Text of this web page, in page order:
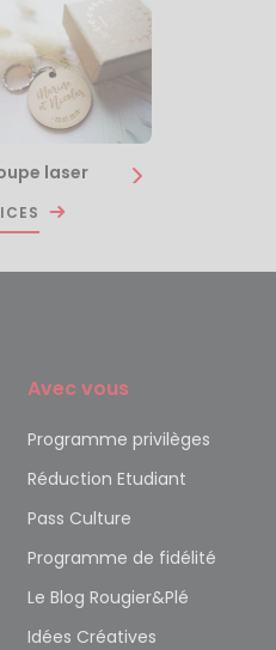
laser
Avec vous
Programme privilèges
Réduction Etudiant
Pass Culture
Programme de fidélité
Le Blog Rougier&Plé
Idées Créatives